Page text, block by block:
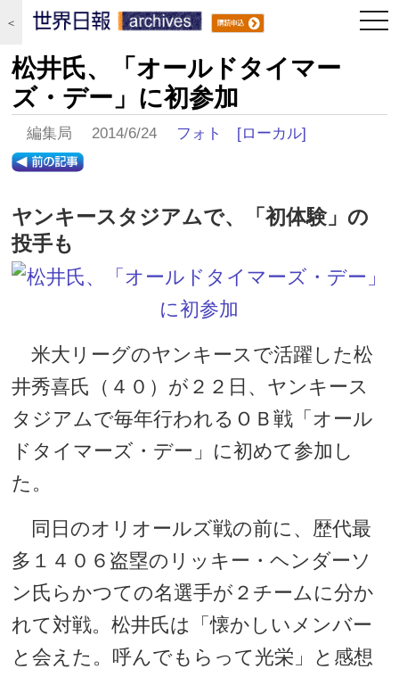
＜
松井氏、「オールドタイマー
ズ・デー」に初参加
編集局 2014/6/24 フォト [ローカル]
ヤンキースタジアムで、「初体験」の
投手も
米大リーグのヤンキースで活躍した松
井秀喜氏（４０）が２２日、ヤンキース
タジアムで毎年行われるＯＢ戦「オール
ドタイマーズ・デー」に初めて参加し
た。
同日のオリオールズ戦の前に、歴代最
多１４０６盗塁のリッキー・ヘンダーソ
ン氏らかつての名選手が２チームに分か
れて対戦。松井氏は「懐かしいメンバー
と会えた。呼んでもらって光栄」と感想